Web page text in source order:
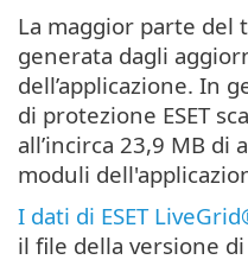
La maggior parte del
generata dagli
dell’applicazione. In
di protezione ESET
all’incirca 23,9 MB di
moduli
I dati di ESET
il file della versione